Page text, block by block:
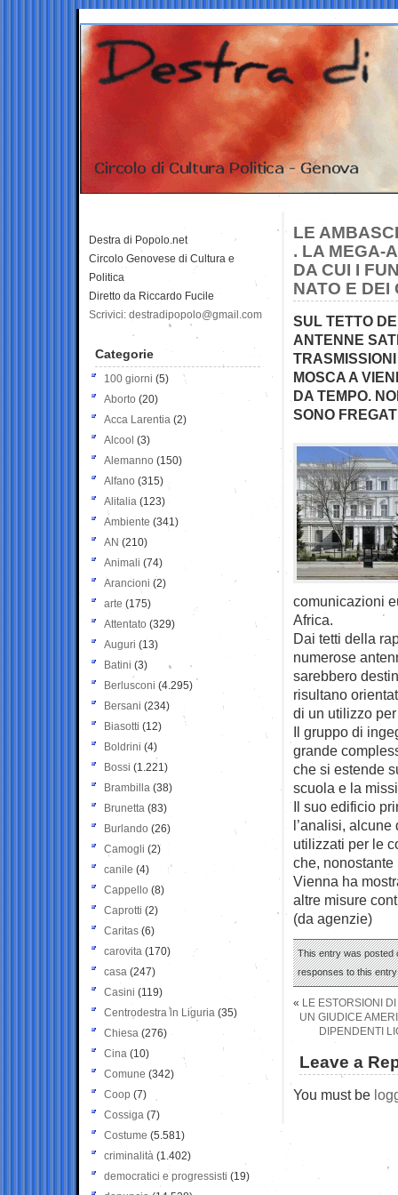
LE
. LA MEGA-
DA CUI I
NATO E DEI
SUL TETTO
ANTENNE
MOSCA A
DA TEMPO.
SONO
comunicazioni
Africa.
Dai tetti della
numerose
sarebbero
risultano
di un utilizzo
Il gruppo di
grande
che si estende
scuola e la
Il suo edificio
l’analisi,
utilizzati per le
che,
Vienna ha
altre misure
(da agenzie)
This entry was posted
responses to this
« LE ESTORSIONI
UN GIUDICE
DIPENDENTI
Leave a
You must be
Destra di Popolo.net
Circolo Genovese di Cultura e
Politica
Diretto da Riccardo Fucile
Scrivici: destradipopolo@gmail.com
Categorie
100 giorni (5)
Aborto (20)
Acca Larentia (2)
Alcool (3)
Alemanno (150)
Alfano (315)
Alitalia (123)
Ambiente (341)
AN (210)
Animali (74)
Arancioni (2)
arte (175)
Attentato (329)
Auguri (13)
Batini (3)
Berlusconi (4.295)
Bersani (234)
Biasotti (12)
Boldrini (4)
Bossi (1.221)
Brambilla (38)
Brunetta (83)
Burlando (26)
Camogli (2)
canile (4)
Cappello (8)
Caprotti (2)
Caritas (6)
carovita (170)
casa (247)
Casini (119)
Centrodestra in Liguria (35)
Chiesa (276)
Cina (10)
Comune (342)
Coop (7)
Cossiga (7)
Costume (5.581)
criminalità (1.402)
democratici e progressisti (19)